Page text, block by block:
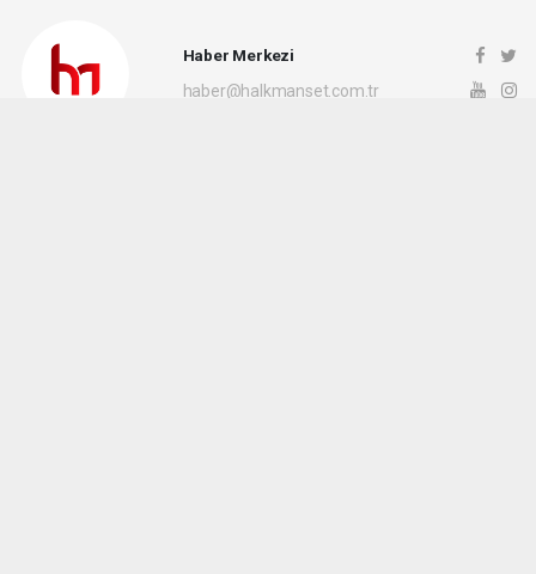
Haber Merkezi
haber@halkmanset.com.tr